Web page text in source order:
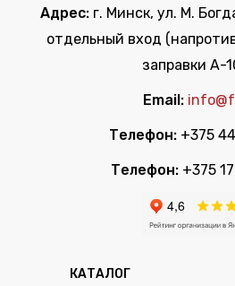
Адрес:г. Минск, ул. М.
отдельный вход
заправки А-
Email:
Телефон: +375
Телефон: +375
КАТАЛОГ